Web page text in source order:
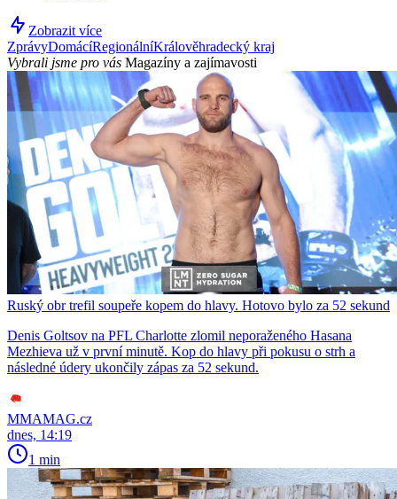
Zobrazit více
ZprávyDomácíRegionálníKrálověhradecký kraj
Vybrali jsme pro vás Magazíny a zajímavosti
Ruský obr trefil soupeře kopem do hlavy. Hotovo bylo za 52 sekund
Denis Goltsov na PFL Charlotte zlomil neporaženého Hasana
Mezhieva už v první minutě. Kop do hlavy při pokusu o strh a
následné údery ukončily zápas za 52 sekund.
MMAMAG.cz
dnes, 14:19
1 min